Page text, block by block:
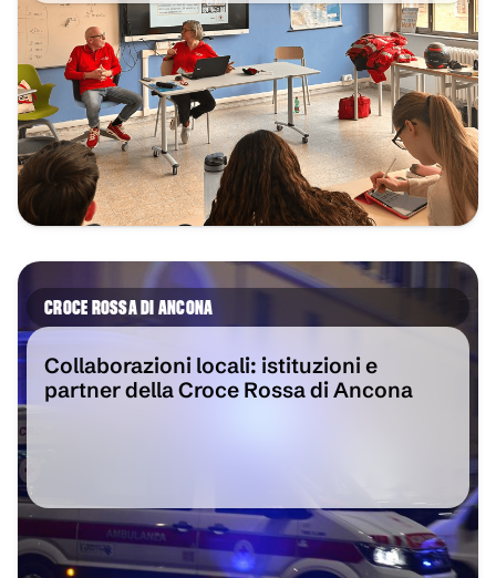
CROCE ROSSA DI ANCONA
Collaborazioni locali: istituzioni e
partner della Croce Rossa di Ancona